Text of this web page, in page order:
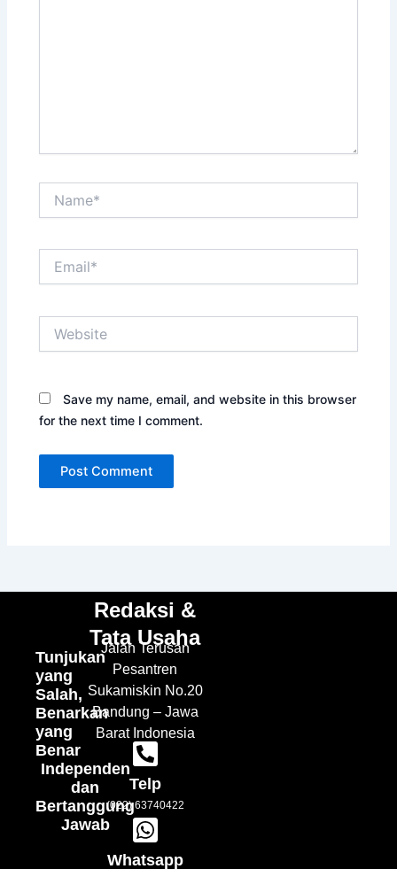
Save my name, email, and website in this browser
for the next time I comment.
Tunjukan
yang
Salah,
Benarkan
yang
Benar
Independen
dan
Bertanggung
Jawab
Redaksi &
Tata Usaha
Jalan Terusan
Pesantren
Sukamiskin No.20
Bandung – Jawa
Barat Indonesia
Telp
(022) 63740422
Whatsapp